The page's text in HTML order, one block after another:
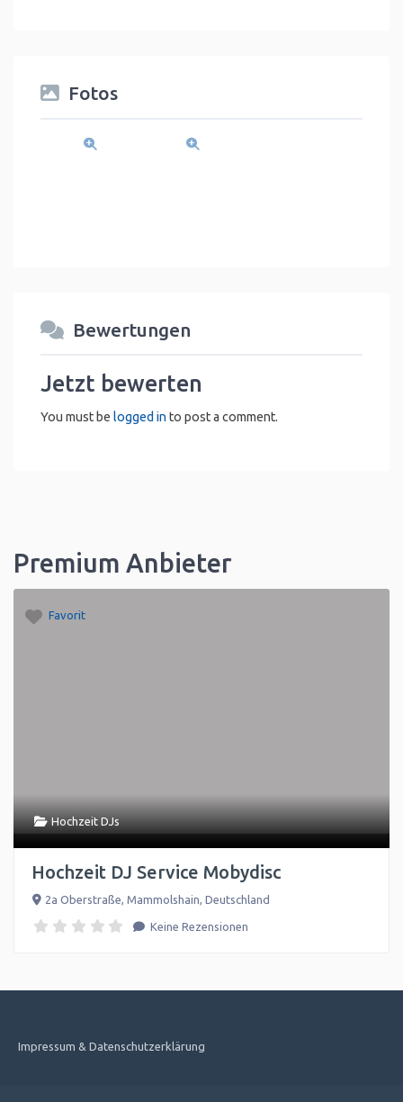
Fotos
Bewertungen
Jetzt bewerten
You must be logged into post a comment.
Premium Anbieter
Favorit
Hochzeit DJs
Hochzeit DJ Service Mobydisc
2a Oberstraße, Mammolshain, Deutschland
Keine Rezensionen
Impressum & Datenschutzerklärung